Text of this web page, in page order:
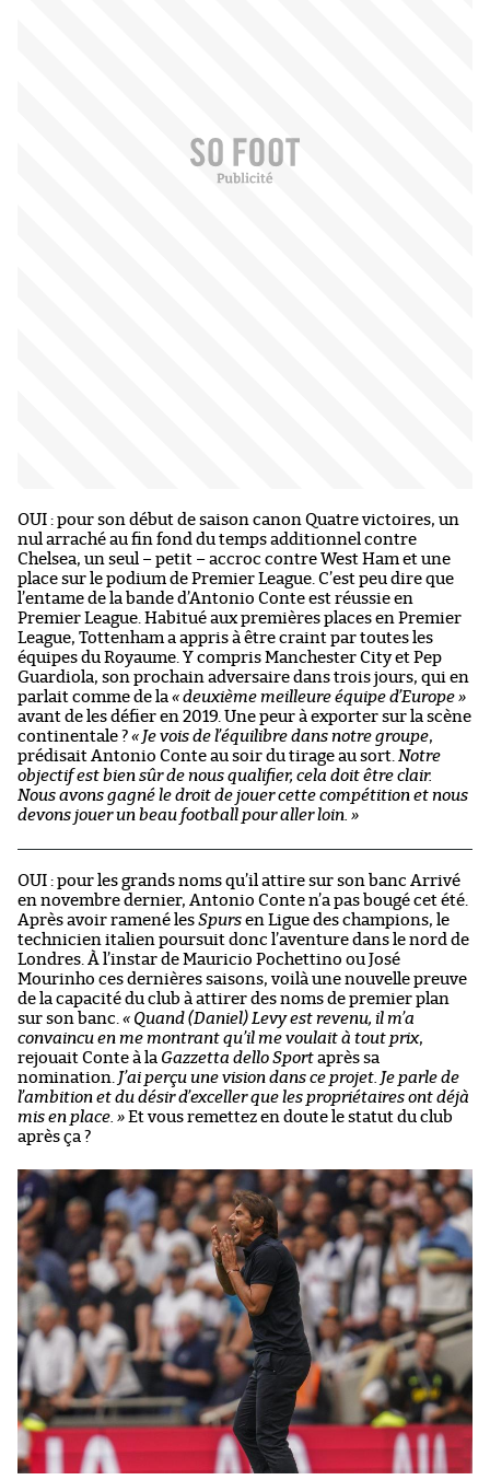
OUI : pour son début de saison canon Quatre victoires, un
nul arraché au fin fond du temps additionnel contre
Chelsea, un seul – petit – accroc contre West Ham et une
place sur le podium de Premier League. C’est peu dire que
l’entame de la bande d’Antonio Conte est réussie en
Premier League. Habitué aux premières places en Premier
League, Tottenham a appris à être craint par toutes les
équipes du Royaume. Y compris Manchester City et Pep
Guardiola, son prochain adversaire dans trois jours, qui en
parlait comme de la « deuxième meilleure équipe d’Europe »
avant de les défier en 2019. Une peur à exporter sur la scène
continentale ? « Je vois de l’équilibre dans notre groupe,
prédisait Antonio Conte au soir du tirage au sort. Notre
objectif est bien sûr de nous qualifier, cela doit être clair.
Nous avons gagné le droit de jouer cette compétition et nous
devons jouer un beau football pour aller loin. »
OUI : pour les grands noms qu’il attire sur son banc Arrivé
en novembre dernier, Antonio Conte n’a pas bougé cet été.
Après avoir ramené les Spurs en Ligue des champions, le
technicien italien poursuit donc l’aventure dans le nord de
Londres. À l’instar de Mauricio Pochettino ou José
Mourinho ces dernières saisons, voilà une nouvelle preuve
de la capacité du club à attirer des noms de premier plan
sur son banc. « Quand (Daniel) Levy est revenu, il m’a
convaincu en me montrant qu’il me voulait à tout prix,
rejouait Conte à la Gazzetta dello Sport après sa
nomination. J’ai perçu une vision dans ce projet. Je parle de
l’ambition et du désir d’exceller que les propriétaires ont déjà
mis en place. » Et vous remettez en doute le statut du club
après ça ?